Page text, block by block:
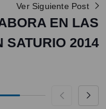
Ver Siguiente Post
EN LAS
SATURIO 2014